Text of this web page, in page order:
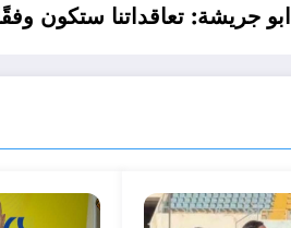
ابو جريشة: تعاقداتنا ستكون